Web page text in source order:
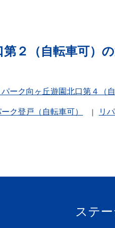
２（自転車可）
パーク向ヶ丘遊園北口第４（自
ーク登戸（自転車可） リ
ステ